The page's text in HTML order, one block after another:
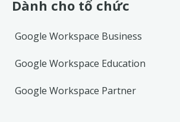
Dành cho tổ chức
Google Workspace Business
Google Workspace Education
Google Workspace Partner